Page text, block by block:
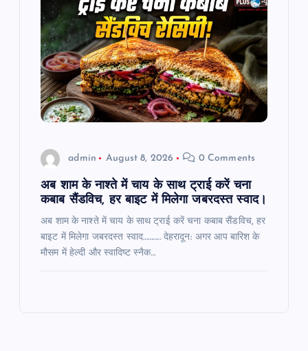
admin August 8, 2026 0 Comments
अब शाम के नाश्ते में चाय के साथ ट्राई करें चना
कबाब सैंडविच, हर बाइट में मिलेगा जबरदस्त स्वाद।
अब शाम के नाश्ते में चाय के साथ ट्राई करें चना कबाब सैंडविच, हर
बाइट में मिलेगा जबरदस्त स्वाद……….. देहरादून: अगर आप बारिश के
मौसम में हेल्दी और स्वादिष्ट स्नैक…